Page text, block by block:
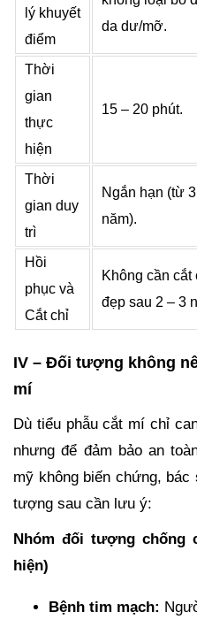
lý khuyết
điểm
da dư/mỡ.
Thời
gian
thực
hiện
15 – 20 phút.
Thời
gian duy
trì
Ngắn hạn (từ
năm).
Hồi
phục và
Cắt chỉ
Không cần cắt
đẹp sau 2 – 3
IV – Đối tượng không
mí
Dù tiểu phẫu cắt mí chỉ
nhưng để đảm bảo an
mỹ không biến chứng,
tượng sau cần lưu ý:
Nhóm đối tượng chống
hiện)
Bệnh tim mạch: